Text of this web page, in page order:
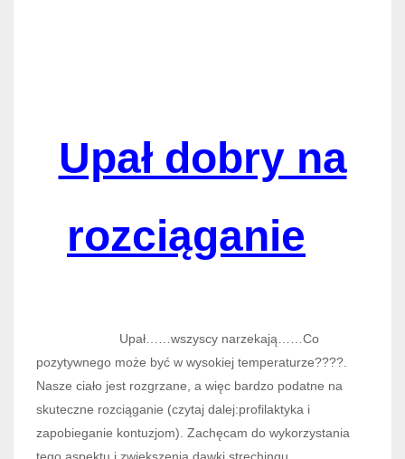
Upał dobry na
rozciąganie
Upał……wszyscy narzekają……Co
pozytywnego może być w wysokiej temperaturze????.
Nasze ciało jest rozgrzane, a więc bardzo podatne na
skuteczne rozciąganie (czytaj dalej:profilaktyka i
zapobieganie kontuzjom). Zachęcam do wykorzystania